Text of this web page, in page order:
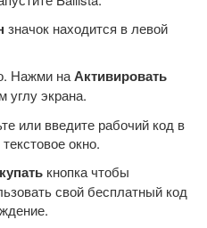
значок находится в левой
Нажми наАктивировать
углу экрана.
или введите рабочий код в
текстовое окно.
кнопка чтобы
свой бесплатный код